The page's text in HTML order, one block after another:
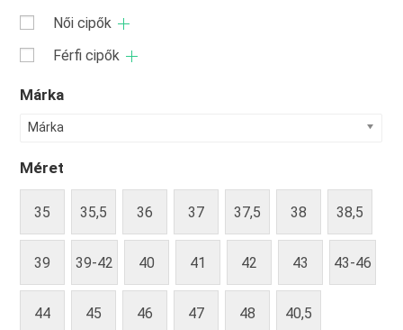
Női cipők
Férfi cipők
Márka
Márka
Méret
35 35,5 36 37 37,5 38 38,5
39 39-42 40 41 42 43 43-46
44 45 46 47 48 40,5